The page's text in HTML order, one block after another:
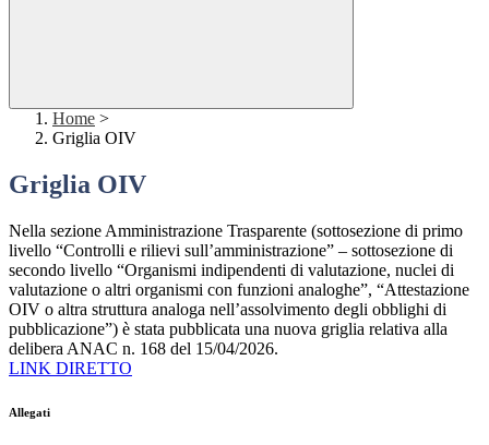
Home >
Griglia OIV
Griglia OIV
Nella sezione Amministrazione Trasparente (sottosezione di primo
livello “Controlli e rilievi sull’amministrazione” – sottosezione di
secondo livello “Organismi indipendenti di valutazione, nuclei di
valutazione o altri organismi con funzioni analoghe”, “Attestazione
OIV o altra struttura analoga nell’assolvimento degli obblighi di
pubblicazione”) è stata pubblicata una nuova griglia relativa alla
delibera ANAC n. 168 del 15/04/2026.
LINK DIRETTO
Allegati